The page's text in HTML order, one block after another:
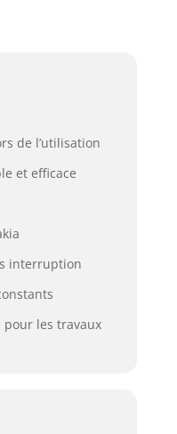
de l’utilisation
et efficace
interruption
les travaux